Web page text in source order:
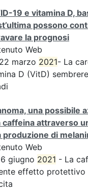
19 e vitamina D,
possono
la prognosi
Web
marzo 2021- La
D (VitD)
una possibile
caffeina attraverso
produzione di
Web
giugno 2021 - La
effetto protettivo